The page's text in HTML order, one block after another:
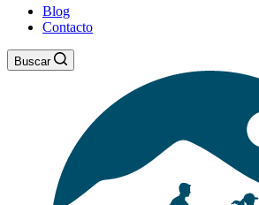
Blog
Contacto
Buscar